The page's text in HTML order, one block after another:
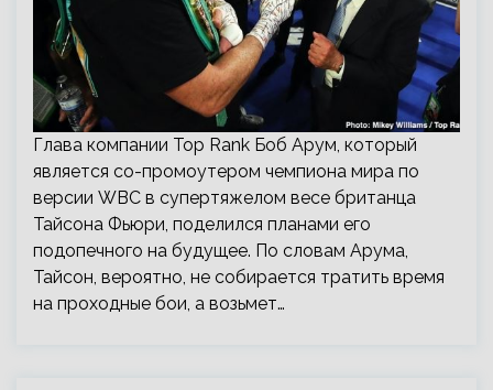
Глава компании Top Rank Боб Арум, который
является со-промоутером чемпиона мира по
версии WBC в супертяжелом весе британца
Тайсона Фьюри, поделился планами его
подопечного на будущее. По словам Арума,
Тайсон, вероятно, не собирается тратить время
на проходные бои, а возьмет…